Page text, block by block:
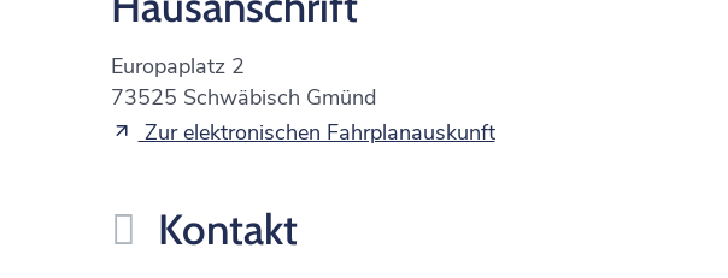
Europaplatz 2
73525 Schwäbisch Gmünd
Zur elektronischen Fahrplanauskunft
Kontakt